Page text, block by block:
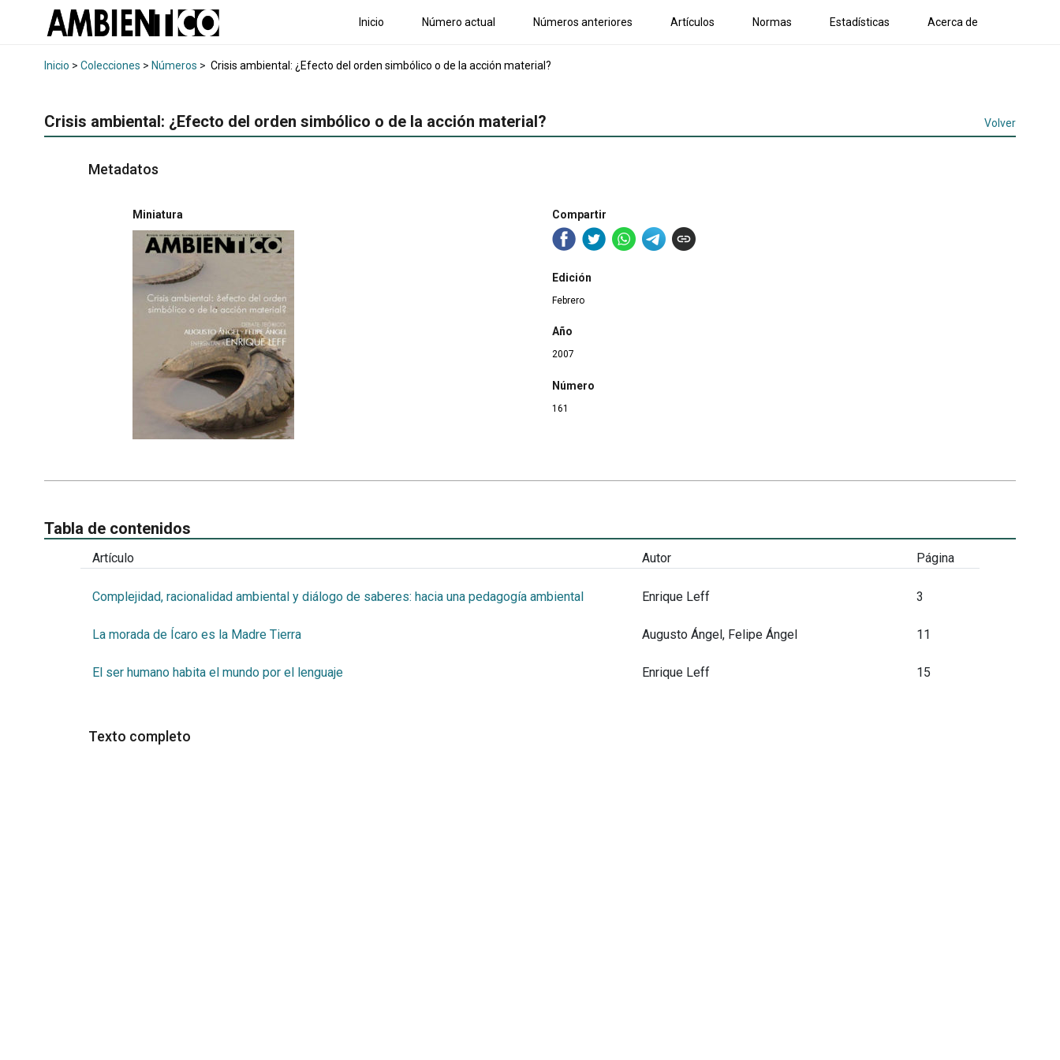
Inicio Número actual Números anteriores Artículos Normas Estadísticas Acerca de
Inicio > Colecciones > Números > Crisis ambiental: ¿Efecto del orden simbólico o de la acción material?
Crisis ambiental: ¿Efecto del orden simbólico o de la acción material? Volver
Metadatos
Miniatura Compartir
Edición
Febrero
Año
2007
Número
161
Tabla de contenidos
Artículo Autor Página
Complejidad, racionalidad ambiental y diálogo de saberes: hacia una pedagogía ambiental Enrique Leff 3
La morada de Ícaro es la Madre Tierra Augusto Ángel, Felipe Ángel 11
El ser humano habita el mundo por el lenguaje Enrique Leff 15
Texto completo